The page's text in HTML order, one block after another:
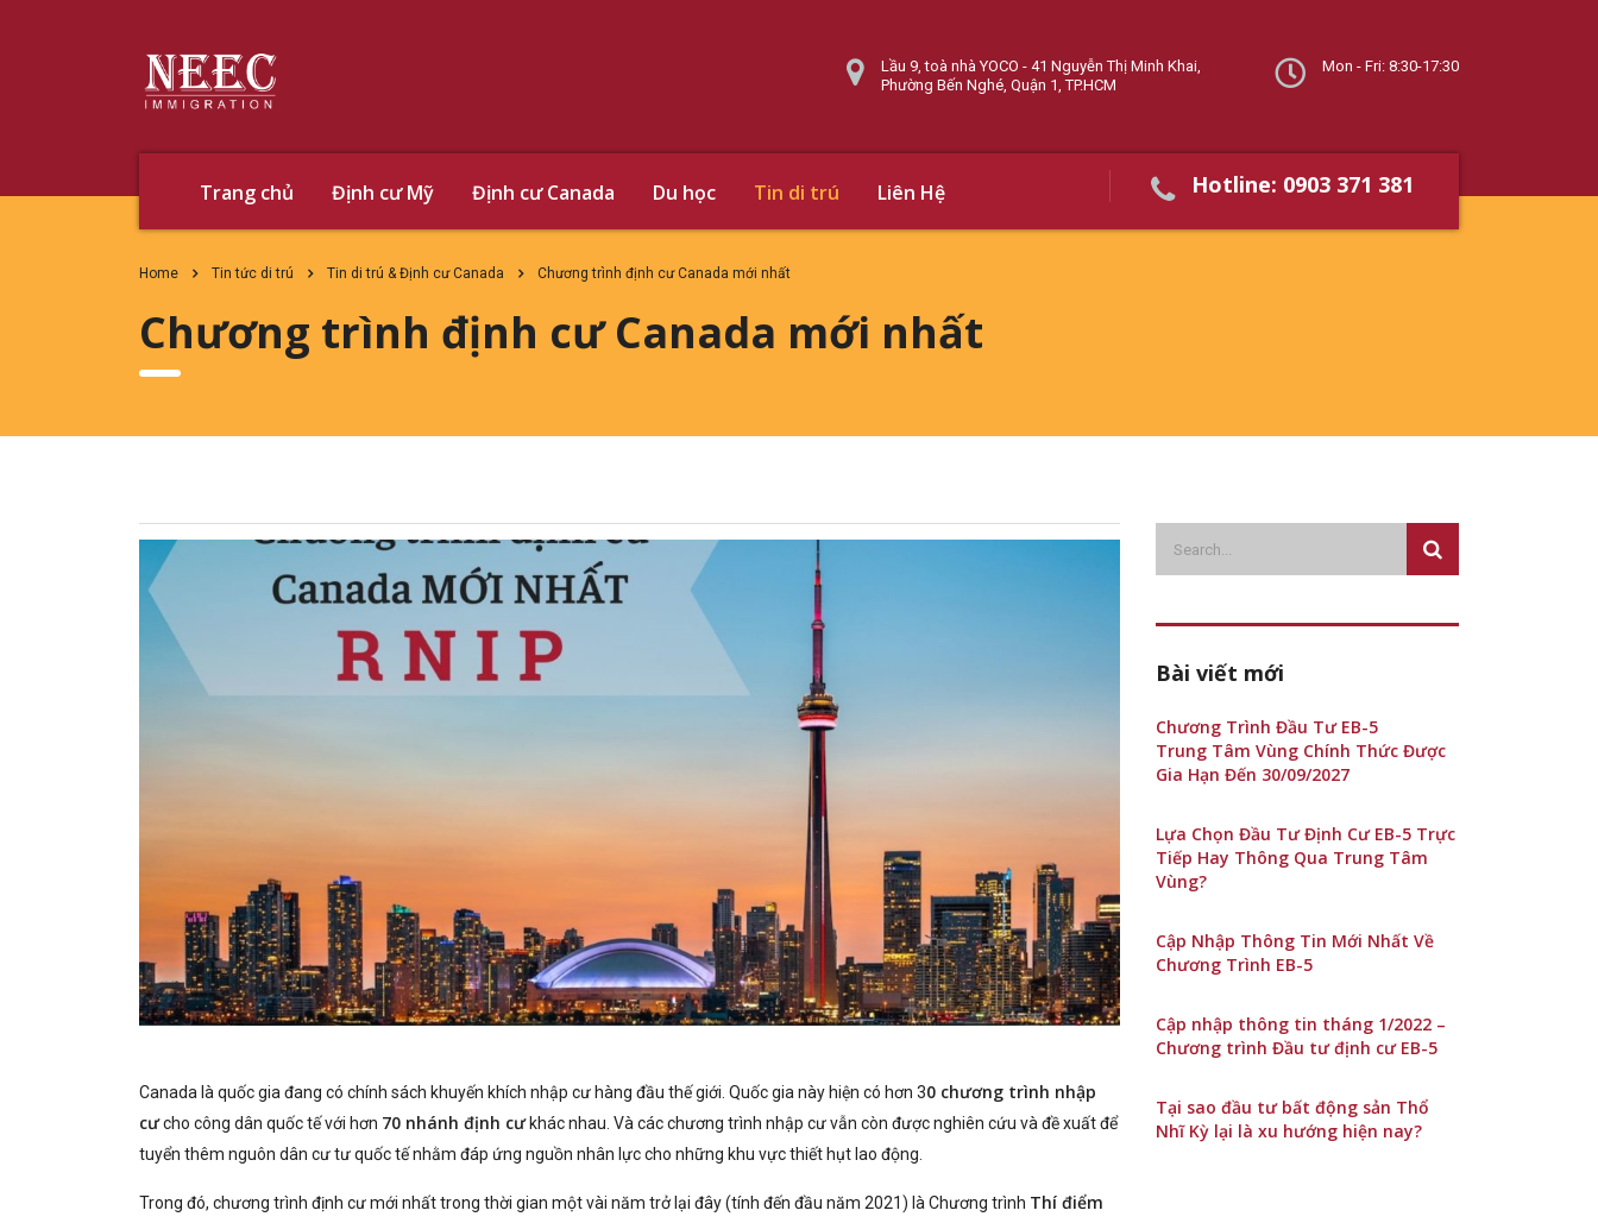
Mon - Fri: 8:30-17:30
Lầu 9, toà nhà YOCO - 41 Nguyễn Thị Minh Khai,
Phường Bến Nghé, Quận 1, TP.HCM
Trang chủ Định cư Mỹ Định cư Canada Du học Tin di trú Liên Hệ Hotline: 0903 371 381
Home Tin tức di trú Tin di trú & Định cư Canada Chương trình định cư Canada mới nhất
Chương trình định cư Canada mới nhất
Canada là quốc gia đang có chính sách khuyến khích nhập cư hàng đầu thế giới. Quốc gia này hiện có hơn 30 chương trình nhập
cưcho công dân quốc tế với hơn 70 nhánh định cưkhác nhau. Và các chương trình nhập cư vẫn còn được nghiên cứu và đề xuất để
tuyển thêm nguôn dân cư tư quốc tế nhằm đáp ứng nguồn nhân lực cho những khu vực thiết hụt lao động.
Trong đó, chương trình định cư mới nhất trong thời gian một vài năm trở lại đây (tính đến đầu năm 2021) là Chương trình Thí điểm
Bài viết mới
Chương Trình Đầu Tư EB-5
Trung Tâm Vùng Chính Thức Được
Gia Hạn Đến 30/09/2027
Lựa Chọn Đầu Tư Định Cư EB-5 Trực
Tiếp Hay Thông Qua Trung Tâm
Vùng?
Cập Nhập Thông Tin Mới Nhất Về
Chương Trình EB-5
Cập nhập thông tin tháng 1/2022 –
Chương trình Đầu tư định cư EB-5
Tại sao đầu tư bất động sản Thổ
Nhĩ Kỳ lại là xu hướng hiện nay?